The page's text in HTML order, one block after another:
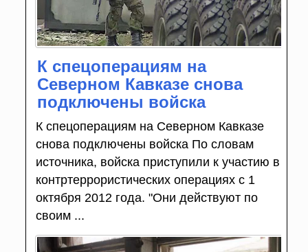
К спецоперациям на
Северном Кавказе снова
подключены войска
К спецоперациям на Северном Кавказе
снова подключены войска По словам
источника, войска приступили к участию в
контртеррористических операциях с 1
октября 2012 года. "Они действуют по
своим ...